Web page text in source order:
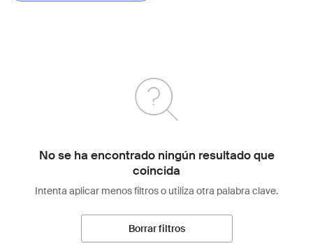
No se ha encontrado ningún resultado que
coincida
Intenta aplicar menos filtros o utiliza otra palabra clave.
Borrar filtros